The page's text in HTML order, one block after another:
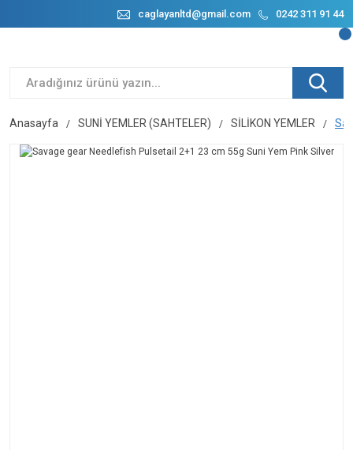
caglayanltd@gmail.com 0242 311 91 44
Anasayfa SUNİ YEMLER (SAHTELER) SİLİKON YEMLER